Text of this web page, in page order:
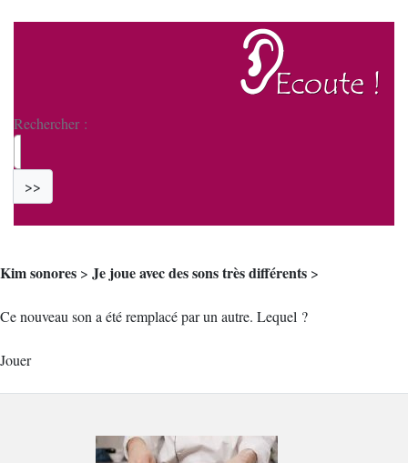
Rechercher :
>>
Kim sonores > Je joue avec des sons très différents >
Ce nouveau son a été remplacé par un autre. Lequel ?
Jouer